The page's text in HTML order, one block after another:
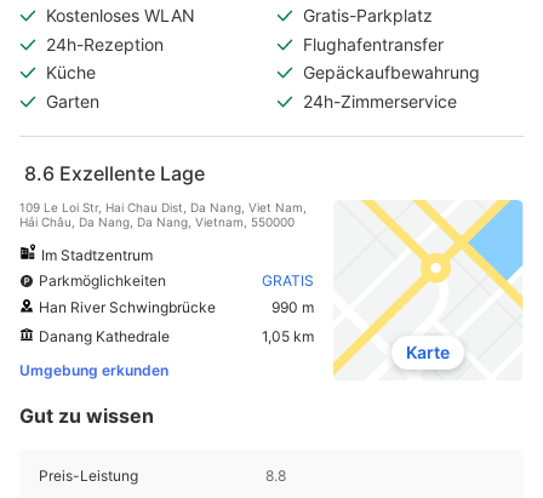
Kostenloses WLAN
Gratis-Parkplatz
24h-Rezeption
Flughafentransfer
Küche
Gepäckaufbewahrung
Garten
24h-Zimmerservice
8.6 Exzellente Lage
109 Le Loi Str, Hai Chau Dist, Da Nang, Viet Nam,
Hải Châu, Da Nang, Da Nang, Vietnam, 550000
Im Stadtzentrum
Parkmöglichkeiten
GRATIS
Han River Schwingbrücke
990 m
Danang Kathedrale
1,05 km
Umgebung erkunden
Karte
Gut zu wissen
Preis-Leistung 8.8